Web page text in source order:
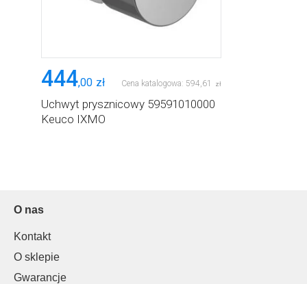
444,00 zł Cena katalogowa: 594,61 zł
Uchwyt prysznicowy 59591010000
Keuco IXMO
O nas
Kontakt
O sklepie
Gwarancje